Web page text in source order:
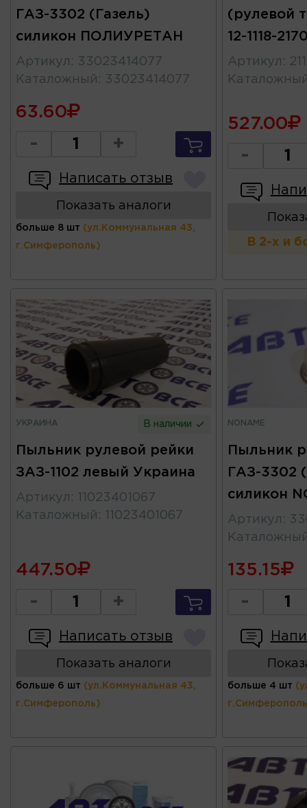
ГАЗ-3302 (Газель)
силикон ПОЛИУРЕТАН
Артикул : 33023414077
Каталожный : 33023414077
63.60
- +
Написать отзыв
Показать аналоги
больше 8 шт (ул.Коммунальная 43,
г.Симферополь)
(рулевой
12-1118-
Артикул :
527.00
-
В 2-х и
УКРАИНА В наличии
Пыльник рулевой рейки
ЗАЗ-1102 левый Украина
Артикул :
11023401067
Каталожный : 11023401067
447.50
- +
Написать отзыв
Показать аналоги
больше 6 шт (ул.Коммунальная 43,
г.Симферополь)
NONAME
Пыльник
ГАЗ-3302
силикон
Артикул :
135.15
-
больше 4 шт